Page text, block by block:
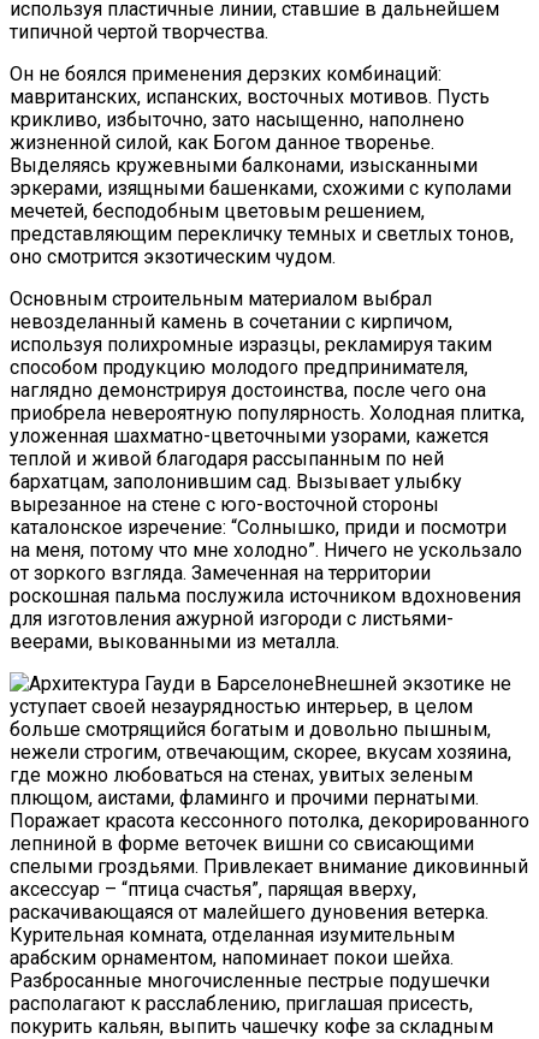
используя пластичные линии, ставшие в дальнейшем
типичной чертой творчества.
Он не боялся применения дерзких комбинаций:
мавританских, испанских, восточных мотивов. Пусть
крикливо, избыточно, зато насыщенно, наполнено
жизненной силой, как Богом данное творенье.
Выделяясь кружевными балконами, изысканными
эркерами, изящными башенками, схожими с куполами
мечетей, бесподобным цветовым решением,
представляющим перекличку темных и светлых тонов,
оно смотрится экзотическим чудом.
Основным строительным материалом выбрал
невозделанный камень в сочетании с кирпичом,
используя полихромные изразцы, рекламируя таким
способом продукцию молодого предпринимателя,
наглядно демонстрируя достоинства, после чего она
приобрела невероятную популярность. Холодная плитка,
уложенная шахматно-цветочными узорами, кажется
теплой и живой благодаря рассыпанным по ней
бархатцам, заполонившим сад. Вызывает улыбку
вырезанное на стене с юго-восточной стороны
каталонское изречение: “Солнышко, приди и посмотри
на меня, потому что мне холодно”. Ничего не ускользало
от зоркого взгляда. Замеченная на территории
роскошная пальма послужила источником вдохновения
для изготовления ажурной изгороди с листьями-
веерами, выкованными из металла.
Внешней экзотике не
уступает своей незаурядностью интерьер, в целом
больше смотрящийся богатым и довольно пышным,
нежели строгим, отвечающим, скорее, вкусам хозяина,
где можно любоваться на стенах, увитых зеленым
плющом, аистами, фламинго и прочими пернатыми.
Поражает красота кессонного потолка, декорированного
лепниной в форме веточек вишни со свисающими
спелыми гроздьями. Привлекает внимание диковинный
аксессуар – “птица счастья”, парящая вверху,
раскачивающаяся от малейшего дуновения ветерка.
Курительная комната, отделанная изумительным
арабским орнаментом, напоминает покои шейха.
Разбросанные многочисленные пестрые подушечки
располагают к расслаблению, приглашая присесть,
покурить кальян, выпить чашечку кофе за складным